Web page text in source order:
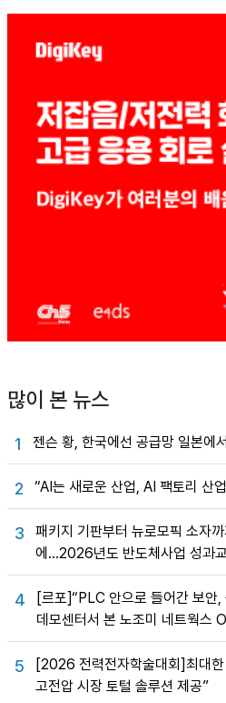
많이 본 뉴스
1 젠슨 황, 한국에선 공급망 일본에
2 “AI는 새로운 산업, AI 팩토리 산
3
패키지 기판부터 뉴로모픽 소자
에…2026년도 반도체사업 성과
4
[르포]“PLC 안으로 들어간 보안
데모센터서 본 노조미 네트웍스
5
[2026 전력전자학술대회]최대
고전압 시장 토털 솔루션 제공”